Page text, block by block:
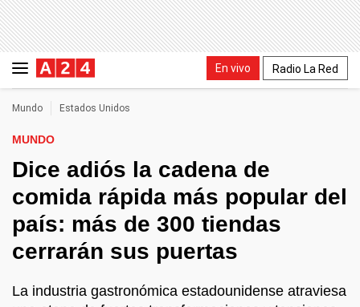
En vivo Radio La Red
Mundo Estados Unidos
MUNDO
Dice adiós la cadena de
comida rápida más popular del
país: más de 300 tiendas
cerrarán sus puertas
La industria gastronómica estadounidense atraviesa